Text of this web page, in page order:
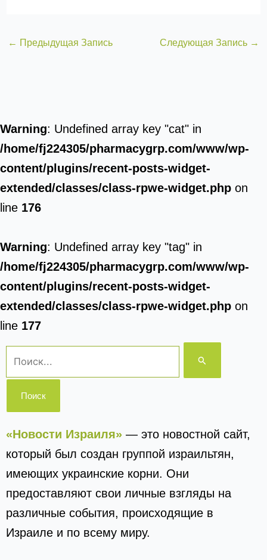
← Предыдущая Запись Следующая Запись →
Warning: Undefined array key "cat" in
/home/fj224305/pharmacygrp.com/www/wp-
content/plugins/recent-posts-widget-
extended/classes/class-rpwe-widget.php on
line 176
Warning: Undefined array key "tag" in
/home/fj224305/pharmacygrp.com/www/wp-
content/plugins/recent-posts-widget-
extended/classes/class-rpwe-widget.php on
line 177
Поиск:
«Новости Израиля» — это новостной сайт,
который был создан группой израильтян,
имеющих украинские корни. Они
предоставляют свои личные взгляды на
различные события, происходящие в
Израиле и по всему миру.